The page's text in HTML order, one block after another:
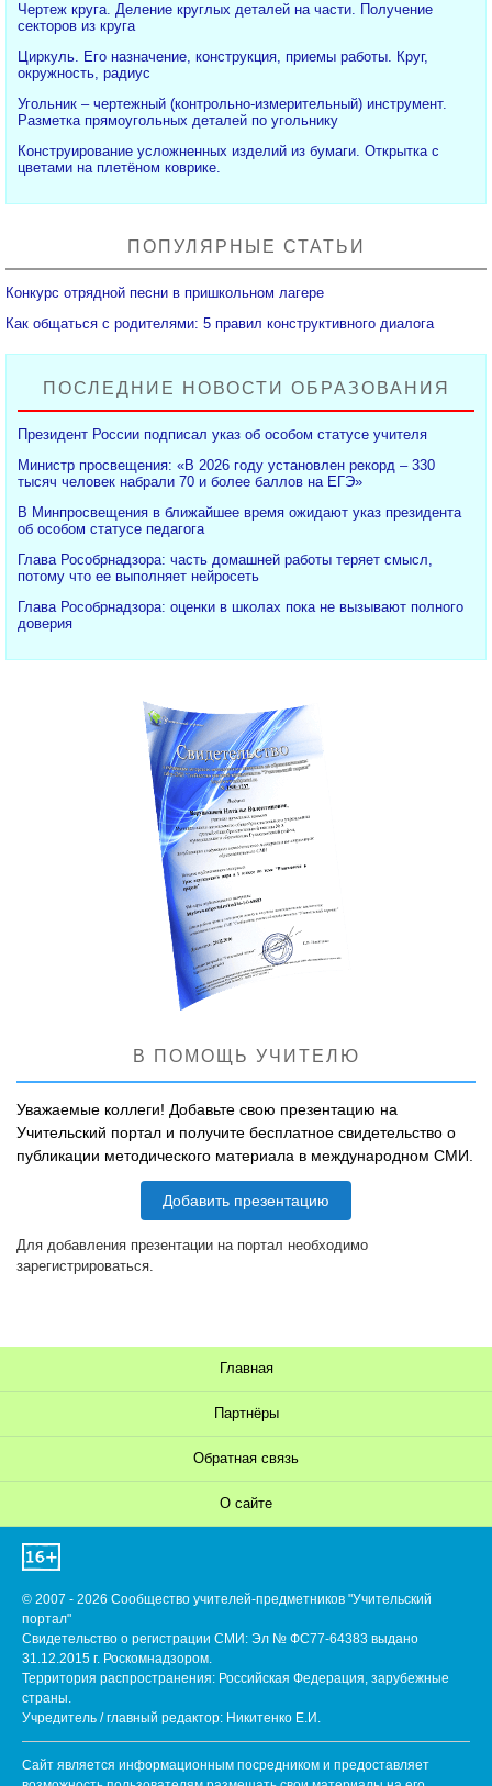
Чертеж круга. Деление круглых деталей на части. Получение
секторов из круга
Циркуль. Его назначение, конструкция, приемы работы. Круг,
окружность, радиус
Угольник – чертежный (контрольно-измерительный) инструмент.
Разметка прямоугольных деталей по угольнику
Конструирование усложненных изделий из бумаги. Открытка с
цветами на плетёном коврике.
ПОПУЛЯРНЫЕ СТАТЬИ
Конкурс отрядной песни в пришкольном лагере
Как общаться с родителями: 5 правил конструктивного диалога
ПОСЛЕДНИЕ НОВОСТИ ОБРАЗОВАНИЯ
Президент России подписал указ об особом статусе учителя
Министр просвещения: «В 2026 году установлен рекорд – 330
тысяч человек набрали 70 и более баллов на ЕГЭ»
В Минпросвещения в ближайшее время ожидают указ президента
об особом статусе педагога
Глава Рособрнадзора: часть домашней работы теряет смысл,
потому что ее выполняет нейросеть
Глава Рособрнадзора: оценки в школах пока не вызывают полного
доверия
В ПОМОЩЬ УЧИТЕЛЮ
Уважаемые коллеги! Добавьте свою презентацию на
Учительский портал и получите бесплатное свидетельство о
публикации методического материала в международном СМИ.
Добавить презентацию
Для добавления презентации на портал необходимо
зарегистрироваться.
Главная
Партнёры
Обратная связь
О сайте
© 2007 - 2026 Сообщество учителей-предметников "Учительский
портал"
Свидетельство о регистрации СМИ: Эл № ФС77-64383 выдано
31.12.2015 г. Роскомнадзором.
Территория распространения: Российская Федерация, зарубежные
страны.
Учредитель / главный редактор: Никитенко Е.И.
Сайт является информационным посредником и предоставляет